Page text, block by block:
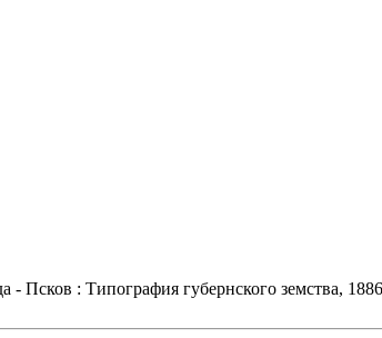
- Псков : Типография губернского земства,